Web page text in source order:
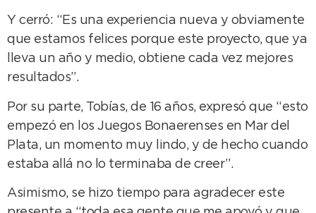
Y cerró: “Es una experiencia nueva y obviamente
que estamos felices porque este proyecto, que ya
lleva un año y medio, obtiene cada vez mejores
resultados”.
Por su parte, Tobías, de 16 años, expresó que “esto
empezó en los Juegos Bonaerenses en Mar del
Plata, un momento muy lindo, y de hecho cuando
estaba allá no lo terminaba de creer”.
Asimismo, se hizo tiempo para agradecer este